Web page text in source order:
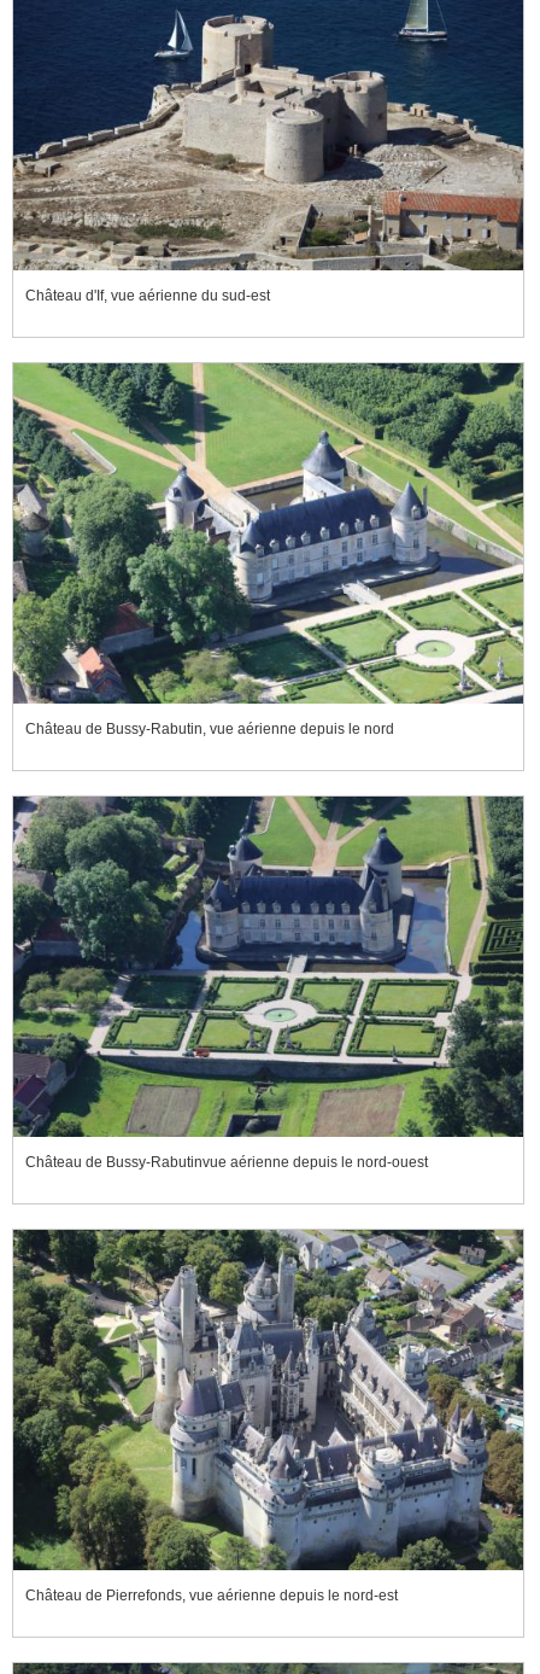
Château d'If, vue aérienne du sud-est
Château de Bussy-Rabutin, vue aérienne depuis le nord
Château de Bussy-Rabutinvue aérienne depuis le nord-ouest
Château de Pierrefonds, vue aérienne depuis le nord-est